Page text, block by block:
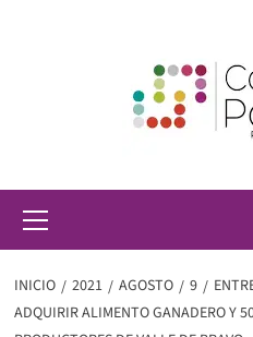
principal
INICIO 2021 AGOSTO 9
ADQUIRIR ALIMENTO GANADERO Y